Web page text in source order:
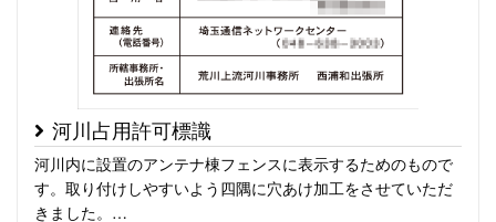
河川占用許可標識
河川内に設置のアンテナ棟フェンスに表示するためのもので
す。取り付けしやすいよう四隅に穴あけ加工をさせていただ
きました。…